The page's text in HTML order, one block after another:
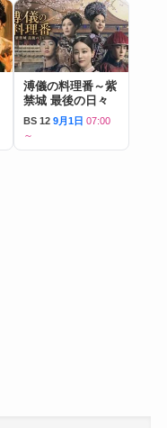
溥儀の料理番～紫
禁城 最後の日々
BS 12 9月1日 07:00
～